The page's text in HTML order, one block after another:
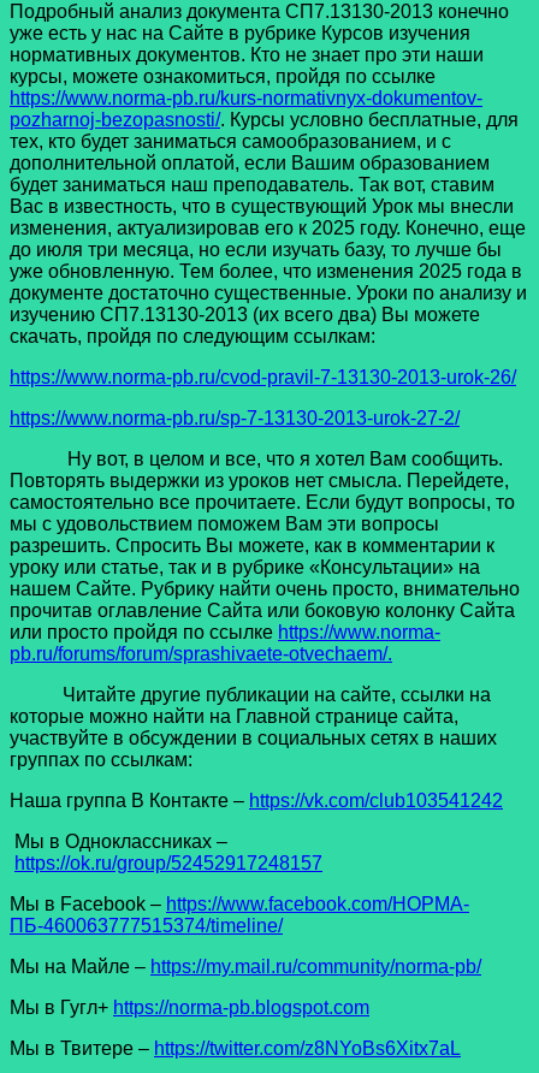
Подробный анализ документа СП7.13130-2013 конечно
уже есть у нас на Сайте в рубрике Курсов изучения
нормативных документов. Кто не знает про эти наши
курсы, можете ознакомиться, пройдя по ссылке
https://www.norma-pb.ru/kurs-normativnyx-dokumentov-
pozharnoj-bezopasnosti/. Курсы условно бесплатные, для
тех, кто будет заниматься самообразованием, и с
дополнительной оплатой, если Вашим образованием
будет заниматься наш преподаватель. Так вот, ставим
Вас в известность, что в существующий Урок мы внесли
изменения, актуализировав его к 2025 году. Конечно, еще
до июля три месяца, но если изучать базу, то лучше бы
уже обновленную. Тем более, что изменения 2025 года в
документе достаточно существенные. Уроки по анализу и
изучению СП7.13130-2013 (их всего два) Вы можете
скачать, пройдя по следующим ссылкам:
https://www.norma-pb.ru/cvod-pravil-7-13130-2013-urok-26/
https://www.norma-pb.ru/sp-7-13130-2013-urok-27-2/
Ну вот, в целом и все, что я хотел Вам сообщить.
Повторять выдержки из уроков нет смысла. Перейдете,
самостоятельно все прочитаете. Если будут вопросы, то
мы с удовольствием поможем Вам эти вопросы
разрешить. Спросить Вы можете, как в комментарии к
уроку или статье, так и в рубрике «Консультации» на
нашем Сайте. Рубрику найти очень просто, внимательно
прочитав оглавление Сайта или боковую колонку Сайта
или просто пройдя по ссылке https://www.norma-
pb.ru/forums/forum/sprashivaete-otvechaem/.
Читайте другие публикации на сайте, ссылки на
которые можно найти на Главной странице сайта,
участвуйте в обсуждении в социальных сетях в наших
группах по ссылкам:
Наша группа В Контакте – https://vk.com/club103541242
Мы в Одноклассниках –
https://ok.ru/group/52452917248157
Мы в Facеbook – https://www.facebook.com/НОРМА-
ПБ-460063777515374/timeline/
Мы на Майле – https://my.mail.ru/community/norma-pb/
Мы в Гугл+ https://norma-pb.blogspot.com
Мы в Твитере – https://twitter.com/z8NYoBs6Xitx7aL